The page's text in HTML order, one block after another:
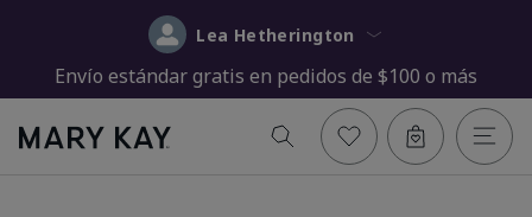
Lea Hetherington
Envío estándar gratis en pedidos de $100 o más